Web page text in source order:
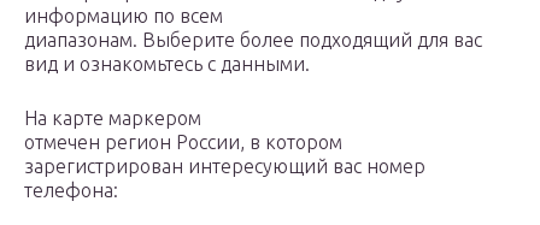
информацию по всем
диапазонам. Выберите более подходящий для вас
вид и ознакомьтесь с данными.
На карте маркером
отмечен регион России, в котором
зарегистрирован интересующий вас номер
телефона: